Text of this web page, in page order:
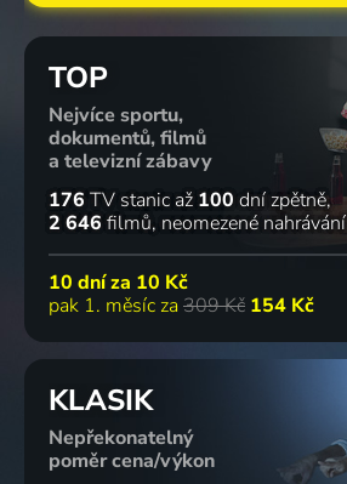
TOP
Nejvíce sportu,
dokumentů, filmů
a televizní zábavy
176 TV stanic až 100 dní zpětně
2 646 filmů neomezené nahrávání
10 dní za 10 Kč
pak 1. měsíc za 309 Kč 154 Kč
KLASIK
Nepřekonatelný
poměr cena/výkon